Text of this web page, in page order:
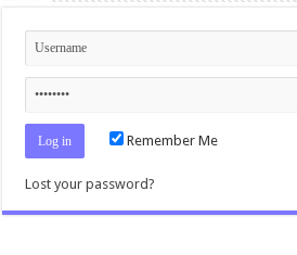
Remember Me
Lost your password?